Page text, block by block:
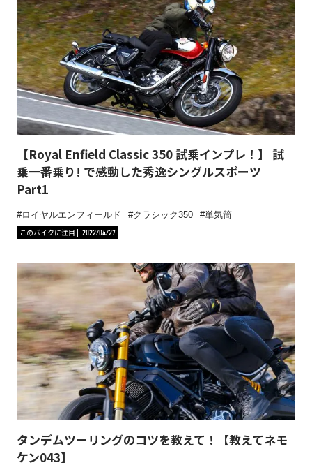
【Royal Enfield Classic 350 試乗インプレ！】 試
乗一番乗り! で感動した秀逸シングルスポーツ
Part1
ロイヤルエンフィールド クラシック350
単気筒
このバイクに注目
2022/04/27
タンデムツーリングのコツを教えて！【教えてネモ
ケン043】